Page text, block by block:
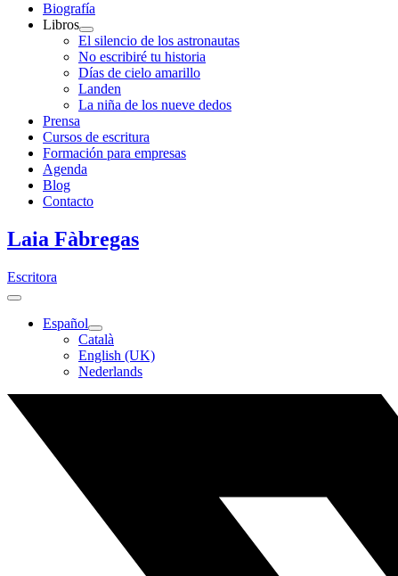
Biografía
Libros
El silencio de los astronautas
No escribiré tu historia
Días de cielo amarillo
Landen
La niña de los nueve dedos
Prensa
Cursos de escritura
Formación para empresas
Agenda
Blog
Contacto
Laia Fàbregas
Escritora
Español
Català
English (UK)
Nederlands